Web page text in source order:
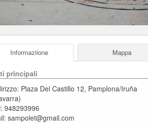
Informaziione Mappa
principali
Plaza Del Castillo 12, Pamplona/Iruña
)
948293996
sampolet@gmail.com